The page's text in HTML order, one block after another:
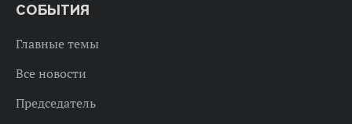
СОБЫТИЯ
Главные темы
Все новости
Председатель